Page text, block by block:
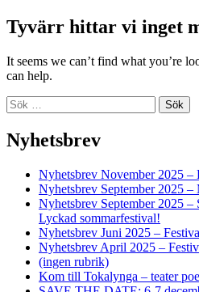
Tyvärr hittar vi inget
It seems we can’t find what you’re
can help.
Sök
efter:
Nyhetsbrev
Nyhetsbrev November 2025 –
Nyhetsbrev September 2025
Nyhetsbrev September 2025
Lyckad sommarfestival!
Nyhetsbrev Juni 2025 –
Nyhetsbrev April 2025 –
(ingen rubrik)
Kom till Tokalynga – teater